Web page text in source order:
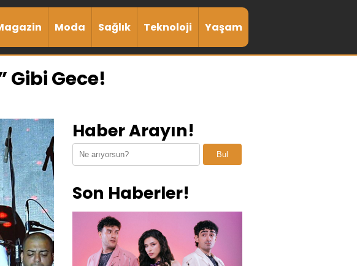
Moda Sağlık Teknoloji Yaşam
Gibi Gece!
Haber Arayın!
Bul
Son Haberler!